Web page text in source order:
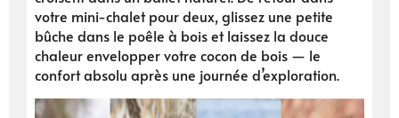
votre mini-chalet pour deux, glissez une petite
bûche dans le poêle à bois et laissez la douce
chaleur envelopper votre cocon de bois — le
confort absolu après une journée d’exploration.